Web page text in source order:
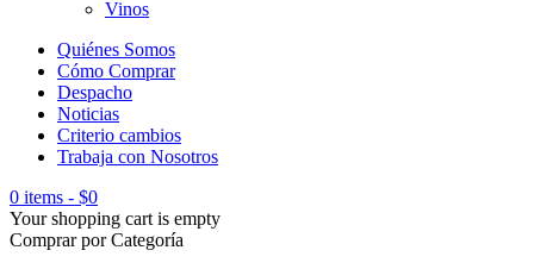
Vinos
Quiénes Somos
Cómo Comprar
Despacho
Noticias
Criterio cambios
Trabaja con Nosotros
0 items - $0
Your shopping cart is empty
Comprar por Categoría